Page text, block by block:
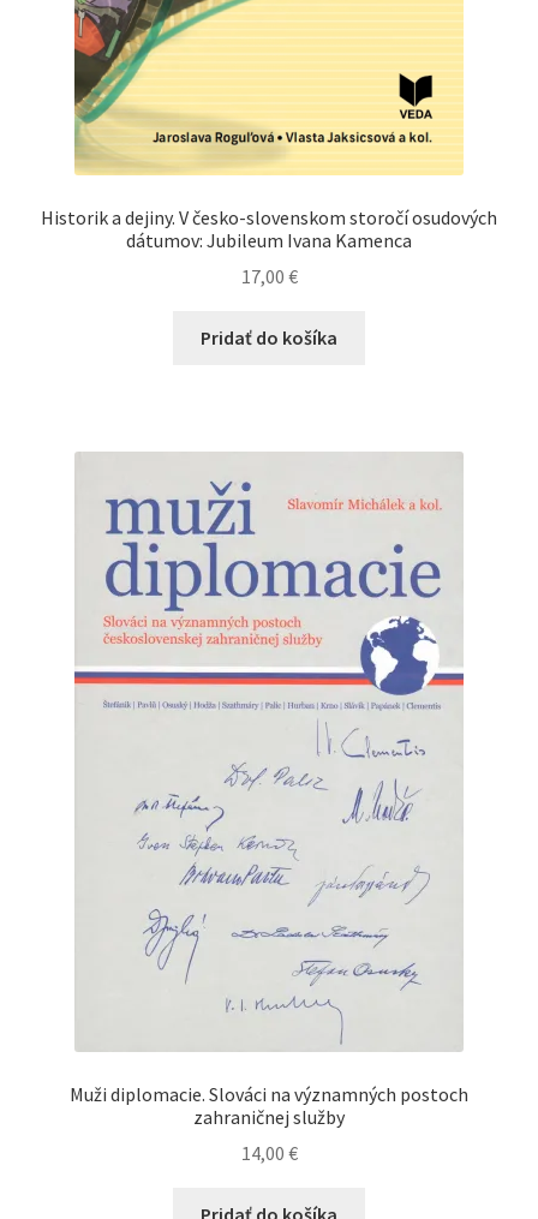
Historik a dejiny. V česko-slovenskom storočí osudových
dátumov: Jubileum Ivana Kamenca
17,00 €
Pridať do košíka
Muži diplomacie. Slováci na významných postoch
zahraničnej služby
14,00 €